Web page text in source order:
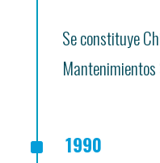
Se constituye
Mantenimientos
^ 1990